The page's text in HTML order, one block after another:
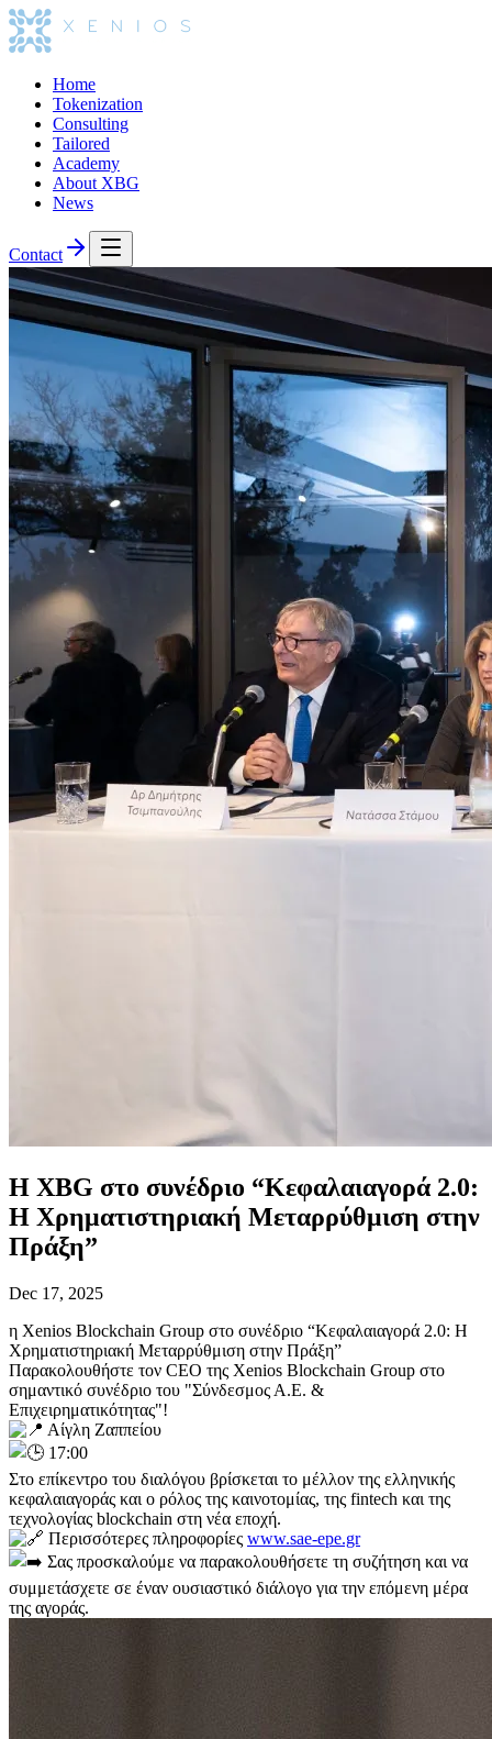
Home
Tokenization
Consulting
Tailored
Academy
About XBG
News
Contact
Η XBG στο συνέδριο “Κεφαλαιαγορά 2.0:
Η Χρηματιστηριακή Μεταρρύθμιση στην
Πράξη”
Dec 17, 2025
η Xenios Blockchain Group στο συνέδριο “Κεφαλαιαγορά 2.0: Η
Χρηματιστηριακή Μεταρρύθμιση στην Πράξη”
Παρακολουθήστε τον CEO της Xenios Blockchain Group στο
σημαντικό συνέδριο του "Σύνδεσμος Α.Ε. &
Επιχειρηματικότητας"!
Αίγλη Ζαππείου
17:00
Στο επίκεντρο του διαλόγου βρίσκεται το μέλλον της ελληνικής
κεφαλαιαγοράς και ο ρόλος της καινοτομίας, της fintech και της
τεχνολογίας blockchain στη νέα εποχή.
Περισσότερες πληροφορίες www.sae-epe.gr
Σας προσκαλούμε να παρακολουθήσετε τη συζήτηση και να
συμμετάσχετε σε έναν ουσιαστικό διάλογο για την επόμενη μέρα
της αγοράς.